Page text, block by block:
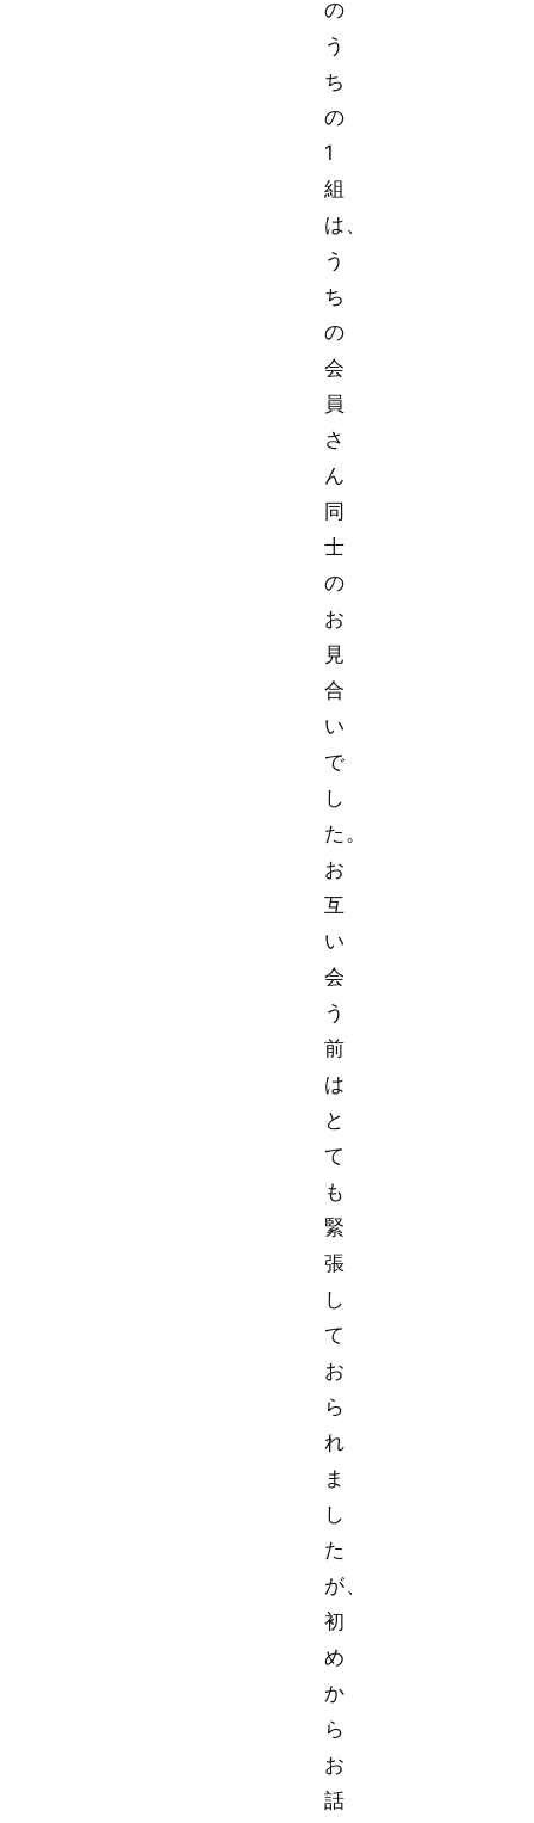
の
う
ち
の
1
組
は、
う
ち
の
会
員
さ
ん
同
士
の
お
見
合
い
で
し
た。
お
互
い
会
う
前
は
と
て
も
緊
張
し
て
お
ら
れ
ま
し
た
が、
初
め
か
ら
お
話